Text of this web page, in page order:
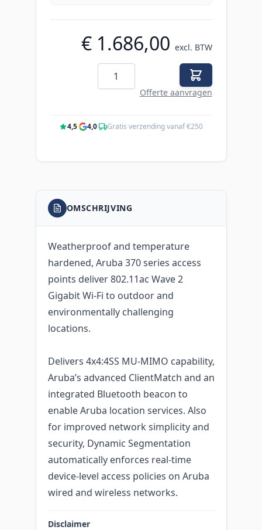
€ 1.686,00 excl. BTW
Aantal
Offerte aanvragen
4,5· 4,0· Gratis verzending vanaf €250
OMSCHRIJVING
Weatherproof and temperature
hardened, Aruba 370 series access
points deliver 802.11ac Wave 2
Gigabit Wi-Fi to outdoor and
environmentally challenging
locations.
Delivers 4x4:4SS MU-MIMO capability,
Aruba’s advanced ClientMatch and an
integrated Bluetooth beacon to
enable Aruba location services. Also
for improved network simplicity and
security, Dynamic Segmentation
automatically enforces real-time
device-level access policies on Aruba
wired and wireless networks.
Disclaimer